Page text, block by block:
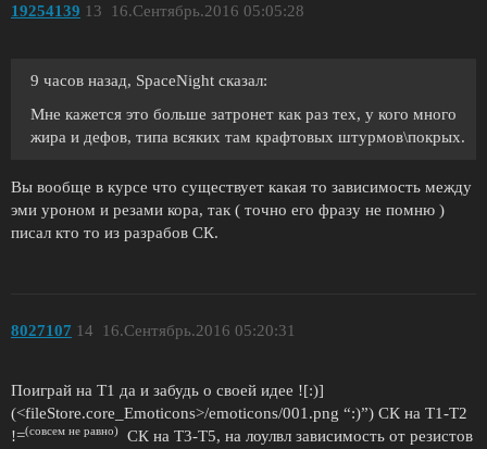
19254139 16.Сентябрь.2016 05:05:28
13
9 часов назад, SpaceNight сказал:
Мне кажется это больше затронет как раз тех, у кого много
жира и дефов, типа всяких там крафтовых штурмов\покрых.
Вы вообще в курсе что существует какая то зависимость между
эми уроном и резами кора, так ( точно его фразу не помню )
писал кто то из разрабов СК.
8027107 16.Сентябрь.2016 05:20:31
14
Поиграй на Т1 да и забудь о своей идее ![:)]
(<fileStore.core_Emoticons>/emoticons/001.png “:)”) СК на Т1-Т2
!=(совсем не равно)
СК на Т3-Т5, на лоулвл зависимость от резистов